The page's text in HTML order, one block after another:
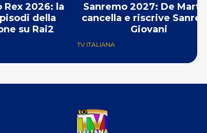
Rex 2026: la
della
su Rai2
Sanremo 2027: De
cancella e riscrive
Giovani
TV ITALIANA